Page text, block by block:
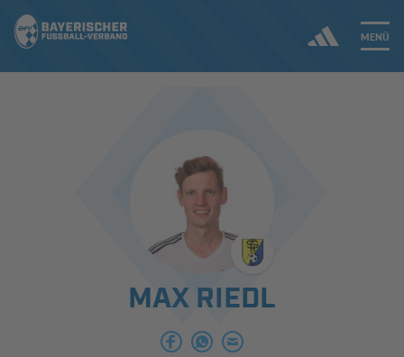
MENÜ
ERGEBNISSE & WETTBEWERBE
SPIELBETRIEB & VERBANDSLEBEN
AUSBILDUNG & FÖRDERUNGMAX RIEDL